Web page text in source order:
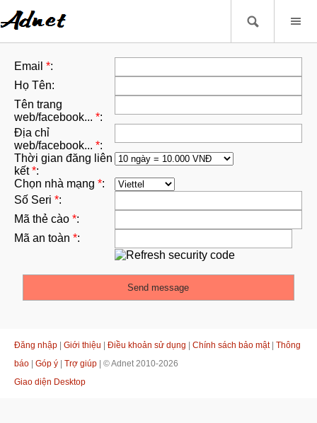
Email *:
Họ Tên:
Tên trang
web/facebook... *:
Địa chỉ
web/facebook... *:
Thời gian đăng liên
kết*:
Chọn nhà mạng *:
Số Seri *:
Mã thẻ cào *:
Mã an toàn *:
Đăng nhập Giới thiệu Điều khoản sử dụng Chính sách bảo mật| Thông
báo
Góp ý Trợ giúp | © Adnet 2010-2026
Giao diện Desktop